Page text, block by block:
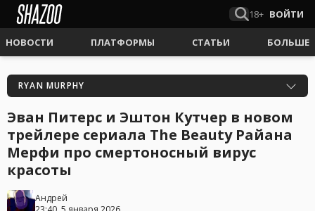
18+ ВОЙТИ
НОВОСТИ ПЛАТФОРМЫ СТАТЬИ БОЛЬШЕ
RYAN MURPHY
Эван Питерс и Эштон Кутчер в новом
трейлере сериала The Beauty Райана
Мерфи про смертоносный вирус
красоты
Андрей